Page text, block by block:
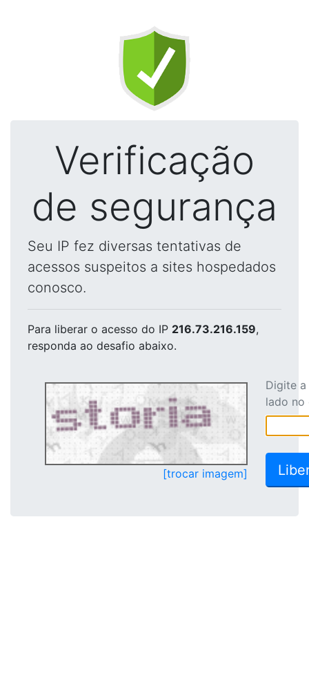
Verificação
de segurança
Seu IP fez diversas tentativas de
acessos suspeitos a sites hospedados
conosco.
Para liberar o acesso do IP 216.73.216.159,
responda ao desafio abaixo.
[trocar imagem]
Digite
lado no